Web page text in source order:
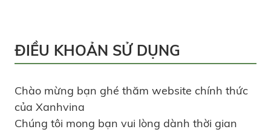
ĐIỀU KHOẢN SỬ DỤNG
Chào mừng bạn ghé thăm website chính thức
của Xanhvina
Chúng tôi mong bạn vui lòng dành thời gian